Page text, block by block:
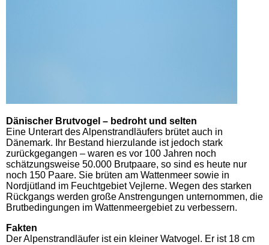
Dänischer Brutvogel – bedroht und selten
Eine Unterart des Alpenstrandläufers brütet auch in
Dänemark. Ihr Bestand hierzulande ist jedoch stark
zurückgegangen – waren es vor 100 Jahren noch
schätzungsweise 50.000 Brutpaare, so sind es heute nur
noch 150 Paare. Sie brüten am Wattenmeer sowie in
Nordjütland im Feuchtgebiet Vejlerne. Wegen des starken
Rückgangs werden große Anstrengungen unternommen, die
Brutbedingungen im Wattenmeergebiet zu verbessern.
Fakten
Der Alpenstrandläufer ist ein kleiner Watvogel. Er ist 18 cm